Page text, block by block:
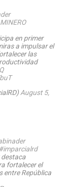
en primer
a impulsar el
las
August 5,
destaca
fortalecer el
entre República